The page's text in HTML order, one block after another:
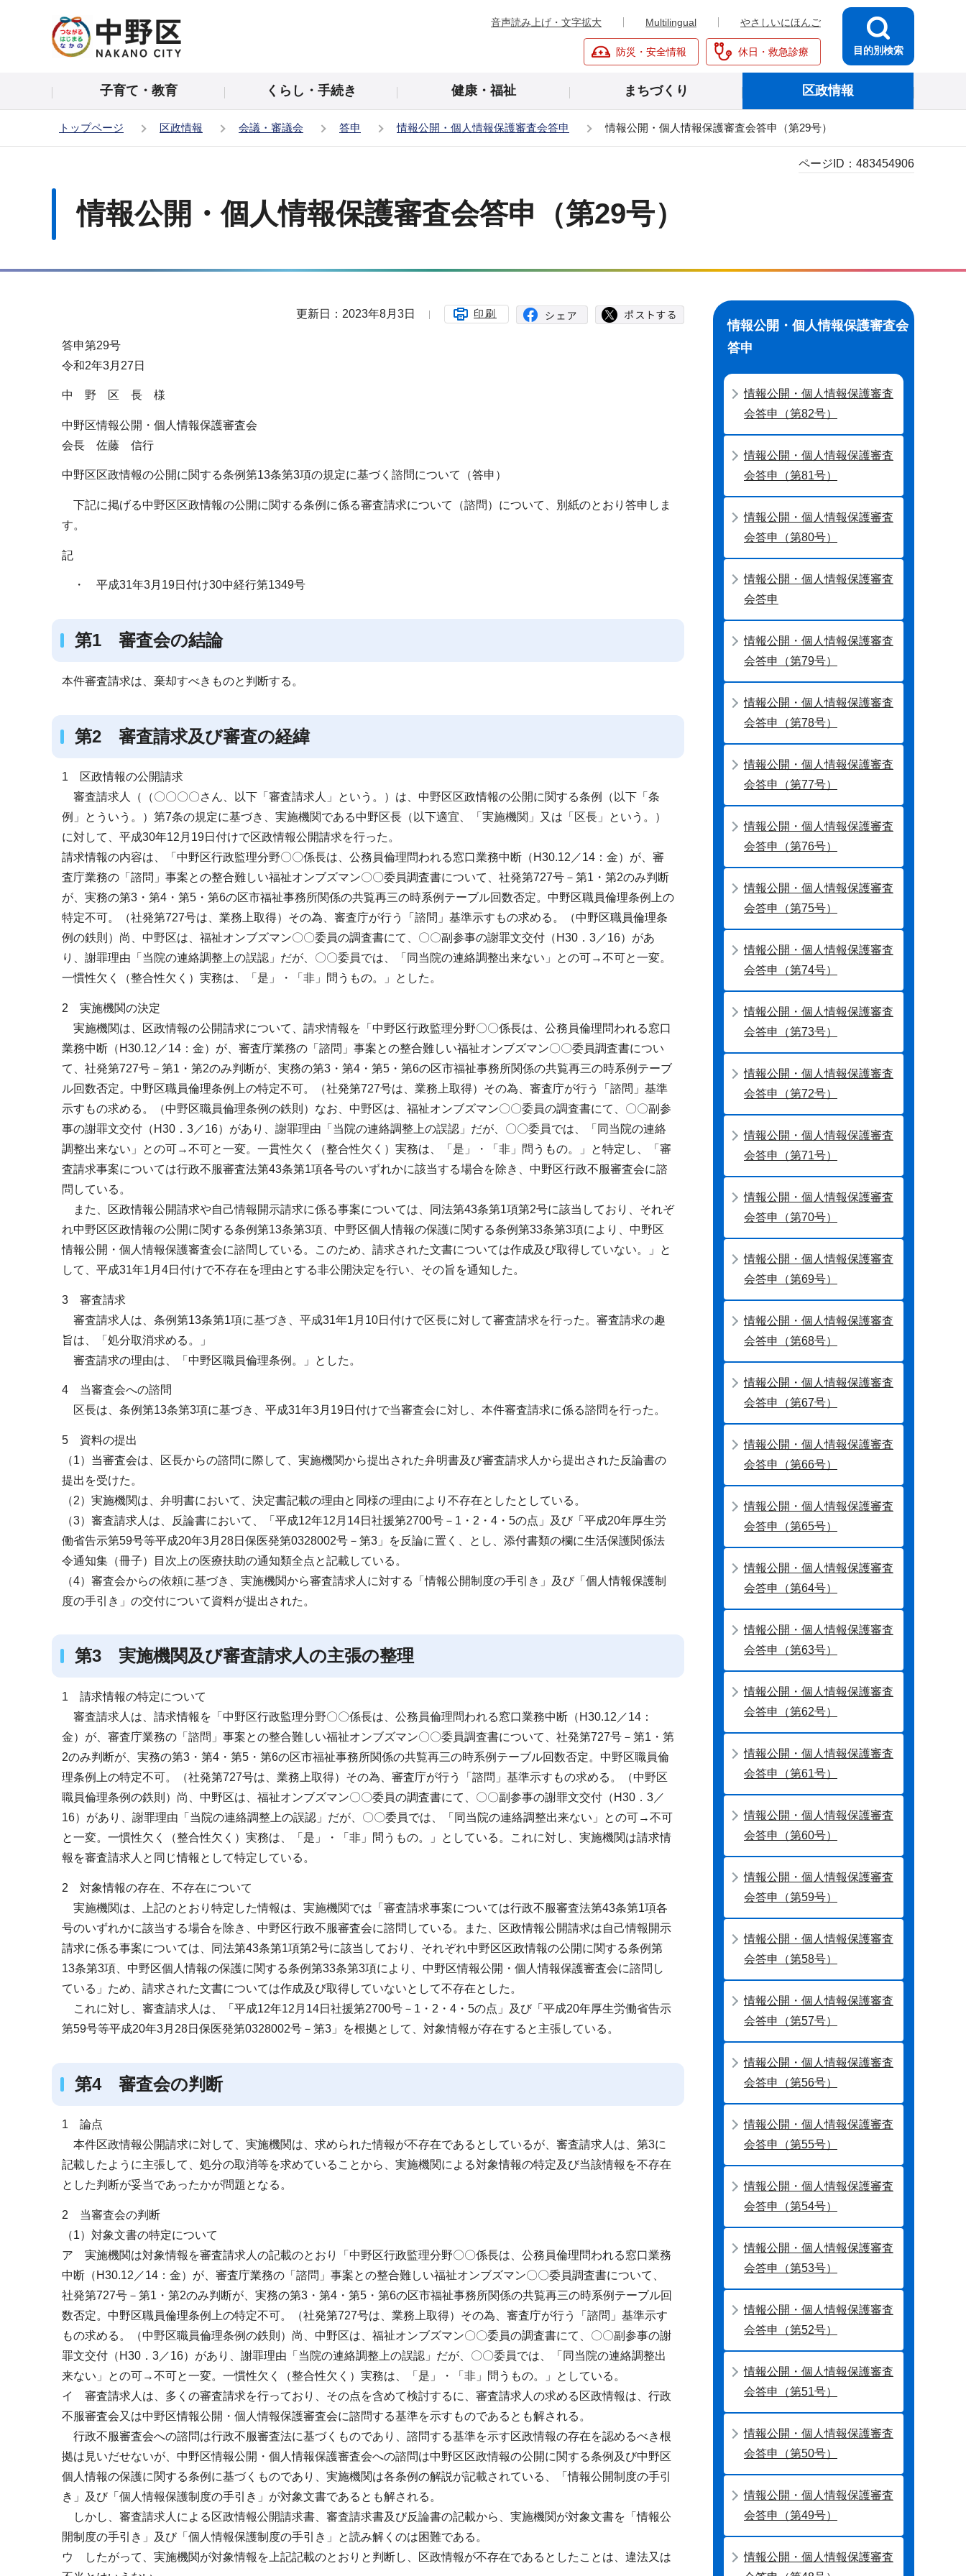
の
頭
音声読み上げ・文字拡大 Multilingual やさしいにほんご
防災・安全情報 休日・救急診療 目的別検索
子育て・教育 くらし・手続き 健康・福祉 まちづくり 区政情報
トップページ 区政情報 会議・審議会 答申 情報公開・個人情報保護審査会答申 情報公開・個人情報保護審査会答申（第29号）
情報公開・個人情報保護審査会答申（第29号）
ページID： 483454906
更新日：2023年8月3日 印刷
答申第29号
令和2年3月27日
中 野 区 長 様
中野区情報公開・個人情報保護審査会
会長 佐藤 信行
中野区区政情報の公開に関する条例第13条第3項の規定に基づく諮問について（答申）
下記に掲げる中野区区政情報の公開に関する条例に係る審査請求について（諮問）について、別紙のとおり答申しま
す。
記
・ 平成31年3月19日付け30中経行第1349号
第1 審査会の結論
本件審査請求は、棄却すべきものと判断する。
第2 審査請求及び審査の経緯
1 区政情報の公開請求
審査請求人（（〇〇〇〇さん、以下「審査請求人」という。）は、中野区区政情報の公開に関する条例（以下「条
例」とういう。）第7条の規定に基づき、実施機関である中野区長（以下適宜、「実施機関」又は「区長」という。）
に対して、平成30年12月19日付けで区政情報公開請求を行った。
請求情報の内容は、「中野区行政監理分野〇〇係長は、公務員倫理問われる窓口業務中断（H30.12／14：金）が、審
査庁業務の「諮問」事案との整合難しい福祉オンブズマン〇〇委員調査書について、社発第727号－第1・第2のみ判断
が、実務の第3・第4・第5・第6の区市福祉事務所関係の共覧再三の時系例テーブル回数否定。中野区職員倫理条例上の
特定不可。（社発第727号は、業務上取得）その為、審査庁が行う「諮問」基準示すもの求める。（中野区職員倫理条
例の鉄則）尚、中野区は、福祉オンブズマン〇〇委員の調査書にて、〇〇副参事の謝罪文交付（H30．3／16）があ
り、謝罪理由「当院の連絡調整上の誤認」だが、〇〇委員では、「同当院の連絡調整出来ない」との可→不可と一変。
一慣性欠く（整合性欠く）実務は、「是」・「非」問うもの。」とした。
2 実施機関の決定
実施機関は、区政情報の公開請求について、請求情報を「中野区行政監理分野〇〇係長は、公務員倫理問われる窓口
業務中断（H30.12／14：金）が、審査庁業務の「諮問」事案との整合難しい福祉オンブズマン〇〇委員調査書につい
て、社発第727号－第1・第2のみ判断が、実務の第3・第4・第5・第6の区市福祉事務所関係の共覧再三の時系例テーブ
ル回数否定。中野区職員倫理条例上の特定不可。（社発第727号は、業務上取得）その為、審査庁が行う「諮問」基準
示すもの求める。（中野区職員倫理条例の鉄則）なお、中野区は、福祉オンブズマン〇〇委員の調査書にて、〇〇副参
事の謝罪文交付（H30．3／16）があり、謝罪理由「当院の連絡調整上の誤認」だが、〇〇委員では、「同当院の連絡
調整出来ない」との可→不可と一変。一貫性欠く（整合性欠く）実務は、「是」・「非」問うもの。」と特定し、「審
査請求事案については行政不服審査法第43条第1項各号のいずれかに該当する場合を除き、中野区行政不服審査会に諮
問している。
また、区政情報公開請求や自己情報開示請求に係る事案については、同法第43条第1項第2号に該当しており、それぞ
れ中野区区政情報の公開に関する条例第13条第3項、中野区個人情報の保護に関する条例第33条第3項により、中野区
情報公開・個人情報保護審査会に諮問している。このため、請求された文書については作成及び取得していない。」と
して、平成31年1月4日付けで不存在を理由とする非公開決定を行い、その旨を通知した。
3 審査請求
審査請求人は、条例第13条第1項に基づき、平成31年1月10日付けで区長に対して審査請求を行った。審査請求の趣
旨は、「処分取消求める。」
審査請求の理由は、「中野区職員倫理条例。」とした。
4 当審査会への諮問
区長は、条例第13条第3項に基づき、平成31年3月19日付けで当審査会に対し、本件審査請求に係る諮問を行った。
5 資料の提出
（1）当審査会は、区長からの諮問に際して、実施機関から提出された弁明書及び審査請求人から提出された反論書の
提出を受けた。
（2）実施機関は、弁明書において、決定書記載の理由と同様の理由により不存在としたとしている。
（3）審査請求人は、反論書において、「平成12年12月14日社援第2700号－1・2・4・5の点」及び「平成20年厚生労
働省告示第59号等平成20年3月28日保医発第0328002号－第3」を反論に置く、とし、添付書類の欄に生活保護関係法
令通知集（冊子）目次上の医療扶助の通知類全点と記載している。
（4）審査会からの依頼に基づき、実施機関から審査請求人に対する「情報公開制度の手引き」及び「個人情報保護制
度の手引き」の交付について資料が提出された。
第3 実施機関及び審査請求人の主張の整理
1 請求情報の特定について
審査請求人は、請求情報を「中野区行政監理分野〇〇係長は、公務員倫理問われる窓口業務中断（H30.12／14：
金）が、審査庁業務の「諮問」事案との整合難しい福祉オンブズマン〇〇委員調査書について、社発第727号－第1・第
2のみ判断が、実務の第3・第4・第5・第6の区市福祉事務所関係の共覧再三の時系例テーブル回数否定。中野区職員倫
理条例上の特定不可。（社発第727号は、業務上取得）その為、審査庁が行う「諮問」基準示すもの求める。（中野区
職員倫理条例の鉄則）尚、中野区は、福祉オンブズマン〇〇委員の調査書にて、〇〇副参事の謝罪文交付（H30．3／
16）があり、謝罪理由「当院の連絡調整上の誤認」だが、〇〇委員では、「同当院の連絡調整出来ない」との可→不可
と一変。一慣性欠く（整合性欠く）実務は、「是」・「非」問うもの。」としている。これに対し、実施機関は請求情
報を審査請求人と同じ情報として特定している。
2 対象情報の存在、不存在について
実施機関は、上記のとおり特定した情報は、実施機関では「審査請求事案については行政不服審査法第43条第1項各
号のいずれかに該当する場合を除き、中野区行政不服審査会に諮問している。また、区政情報公開請求は自己情報開示
請求に係る事案については、同法第43条第1項第2号に該当しており、それぞれ中野区区政情報の公開に関する条例第
13条第3項、中野区個人情報の保護に関する条例第33条第3項により、中野区情報公開・個人情報保護審査会に諮問し
ている」ため、請求された文書については作成及び取得していないとして不存在とした。
これに対し、審査請求人は、「平成12年12月14日社援第2700号－1・2・4・5の点」及び「平成20年厚生労働省告示
第59号等平成20年3月28日保医発第0328002号－第3」を根拠として、対象情報が存在すると主張している。
第4 審査会の判断
1 論点
本件区政情報公開請求に対して、実施機関は、求められた情報が不存在であるとしているが、審査請求人は、第3に
記載したように主張して、処分の取消等を求めていることから、実施機関による対象情報の特定及び当該情報を不存在
とした判断が妥当であったかが問題となる。
2 当審査会の判断
（1）対象文書の特定について
ア 実施機関は対象情報を審査請求人の記載のとおり「中野区行政監理分野〇〇係長は、公務員倫理問われる窓口業務
中断（H30.12／14：金）が、審査庁業務の「諮問」事案との整合難しい福祉オンブズマン〇〇委員調査書について、
社発第727号－第1・第2のみ判断が、実務の第3・第4・第5・第6の区市福祉事務所関係の共覧再三の時系例テーブル回
数否定。中野区職員倫理条例上の特定不可。（社発第727号は、業務上取得）その為、審査庁が行う「諮問」基準示す
もの求める。（中野区職員倫理条例の鉄則）尚、中野区は、福祉オンブズマン〇〇委員の調査書にて、〇〇副参事の謝
罪文交付（H30．3／16）があり、謝罪理由「当院の連絡調整上の誤認」だが、〇〇委員では、「同当院の連絡調整出
来ない」との可→不可と一変。一慣性欠く（整合性欠く）実務は、「是」・「非」問うもの。」としている。
イ 審査請求人は、多くの審査請求を行っており、その点を含めて検討するに、審査請求人の求める区政情報は、行政
不服審査会又は中野区情報公開・個人情報保護審査会に諮問する基準を示すものであるとも解される。
行政不服審査会への諮問は行政不服審査法に基づくものであり、諮問する基準を示す区政情報の存在を認めるべき根
拠は見いだせないが、中野区情報公開・個人情報保護審査会への諮問は中野区区政情報の公開に関する条例及び中野区
個人情報の保護に関する条例に基づくものであり、実施機関は各条例の解説が記載されている、「情報公開制度の手引
き」及び「個人情報保護制度の手引き」が対象文書であるとも解される。
しかし、審査請求人による区政情報公開請求書、審査請求書及び反論書の記載から、実施機関が対象文書を「情報公
開制度の手引き」及び「個人情報保護制度の手引き」と読み解くのは困難である。
ウ したがって、実施機関が対象情報を上記記載のとおりと判断し、区政情報が不存在であるとしたことは、違法又は
ナ
ビ
ゲ
シ
ョ
ン
ら
情報公開・個人情報保護審査会
答申
情報公開・個人情報保護審査
会答申（第82号）
情報公開・個人情報保護審査
会答申（第81号）
情報公開・個人情報保護審査
会答申（第80号）
情報公開・個人情報保護審査
会答申
情報公開・個人情報保護審査
会答申（第79号）
情報公開・個人情報保護審査
会答申（第78号）
情報公開・個人情報保護審査
会答申（第77号）
情報公開・個人情報保護審査
会答申（第76号）
情報公開・個人情報保護審査
会答申（第75号）
情報公開・個人情報保護審査
会答申（第74号）
情報公開・個人情報保護審査
会答申（第73号）
情報公開・個人情報保護審査
会答申（第72号）
情報公開・個人情報保護審査
会答申（第71号）
情報公開・個人情報保護審査
会答申（第70号）
情報公開・個人情報保護審査
会答申（第69号）
情報公開・個人情報保護審査
会答申（第68号）
情報公開・個人情報保護審査
会答申（第67号）
情報公開・個人情報保護審査
会答申（第66号）
情報公開・個人情報保護審査
会答申（第65号）
情報公開・個人情報保護審査
会答申（第64号）
情報公開・個人情報保護審査
会答申（第63号）
情報公開・個人情報保護審査
会答申（第62号）
情報公開・個人情報保護審査
会答申（第61号）
情報公開・個人情報保護審査
会答申（第60号）
情報公開・個人情報保護審査
会答申（第59号）
情報公開・個人情報保護審査
会答申（第58号）
情報公開・個人情報保護審査
会答申（第57号）
情報公開・個人情報保護審査
会答申（第56号）
情報公開・個人情報保護審査
会答申（第55号）
情報公開・個人情報保護審査
会答申（第54号）
情報公開・個人情報保護審査
会答申（第53号）
情報公開・個人情報保護審査
会答申（第52号）
情報公開・個人情報保護審査
会答申（第51号）
情報公開・個人情報保護審査
会答申（第50号）
情報公開・個人情報保護審査
会答申（第49号）
情報公開・個人情報保護審査